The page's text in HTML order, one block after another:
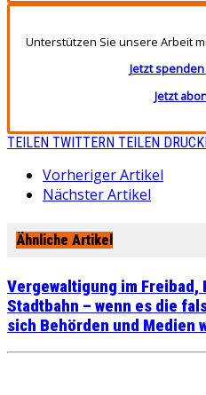
Unterstützen Sie unsere Arbeit
Jetzt spenden
Jetzt
TEILEN TWITTERN TEILEN
Vorheriger Artikel
Nächster Artikel
Ähnliche Artikel
Vergewaltigung im Freibad,
Stadtbahn – wenn es die
sich Behörden und Medien